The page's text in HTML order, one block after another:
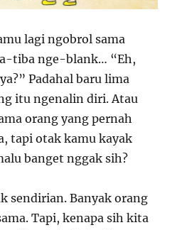
lagi ngobrol sama
tiba nge-blank… “Eh,
Padahal baru lima
itu ngenalin diri. Atau
orang yang pernah
tapi otak kamu kayak
banget nggak sih?
sendirian. Banyak orang
Tapi, kenapa sih kita